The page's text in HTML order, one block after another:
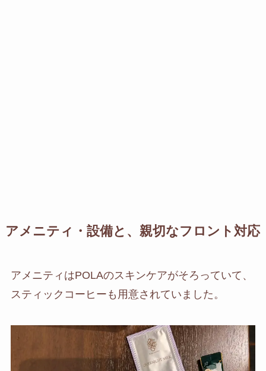
アメニティ・設備と、親切なフロント対応
アメニティはPOLAのスキンケアがそろっていて、
スティックコーヒーも用意されていました。